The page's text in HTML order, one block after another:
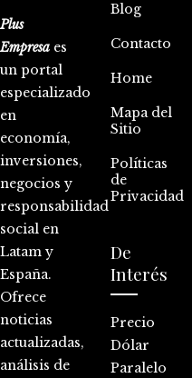
Plus
Empresa es
un portal
especializado
en
economía,
inversiones,
negocios y
responsabilidad
social en
Latam y
España.
Ofrece
noticias
actualizadas,
análisis de
Blog
Contacto
Home
Mapa del
Sitio
Políticas
de
Privacidad
De
Interés
Precio
Dólar
Paralelo